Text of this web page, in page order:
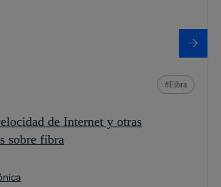
Fibra
de Internet y otras
sobre fibra